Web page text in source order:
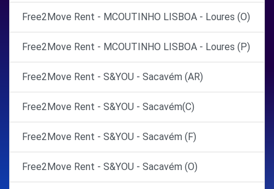
Free2Move Rent - MCOUTINHO LISBOA - Loures (O)
Free2Move Rent - MCOUTINHO LISBOA - Loures (P)
Free2Move Rent - S&YOU - Sacavém (AR)
Free2Move Rent - S&YOU - Sacavém(C)
Free2Move Rent - S&YOU - Sacavém (F)
Free2Move Rent - S&YOU - Sacavém (O)